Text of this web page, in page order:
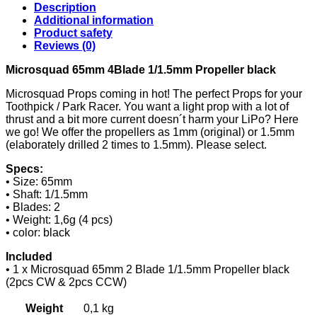
Description
Additional information
Product safety
Reviews (0)
Microsquad 65mm 4Blade 1/1.5mm Propeller black
Microsquad Props coming in hot! The perfect Props for your
Toothpick / Park Racer. You want a light prop with a lot of
thrust and a bit more current doesn´t harm your LiPo? Here
we go! We offer the propellers as 1mm (original) or 1.5mm
(elaborately drilled 2 times to 1.5mm). Please select.
Specs:
• Size: 65mm
• Shaft: 1/1.5mm
• Blades: 2
• Weight: 1,6g (4 pcs)
• color: black
Included
• 1 x Microsquad 65mm 2 Blade 1/1.5mm Propeller black
(2pcs CW & 2pcs CCW)
Weight
0,1 kg